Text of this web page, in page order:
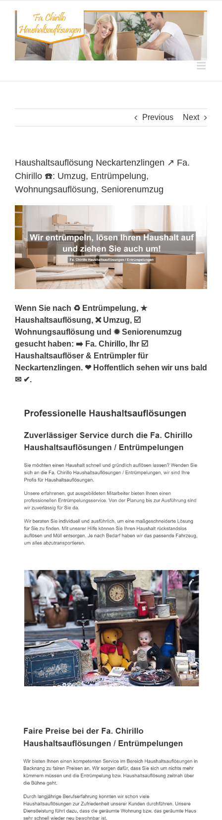
content
Previous Next
Haushaltsauflösung Neckartenzlingen ↗️ Fa.
Chirillo ☎️: Umzug, Entrümpelung,
Wohnungsauflösung, Seniorenumzug
Wenn Sie nach ♻ Entrümpelung, ★
Haushaltsauflösung, ❌ Umzug, ☑️
Wohnungsauflösung und ✹ Seniorenumzug
gesucht haben: ➡️ Fa. Chirillo, Ihr ☑️
Haushaltsauflöser & Entrümpler für
Neckartenzlingen. ❤ Hoffentlich sehen wir uns bald
✉ ✔.